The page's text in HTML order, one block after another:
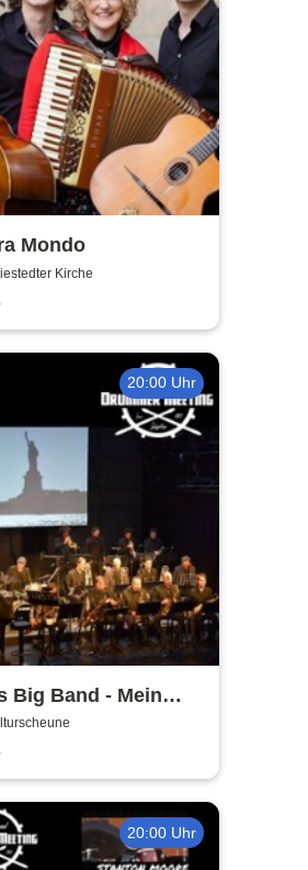
Mondo
Kirche
20:00 Uhr
Big Band - Mein
Traum - True
20:00 Uhr